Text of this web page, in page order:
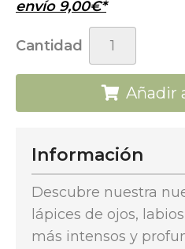
envío 9,00€*
Cantidad
Añadir
Información
Descubre nuestra
lápices de ojos,
más intensos y